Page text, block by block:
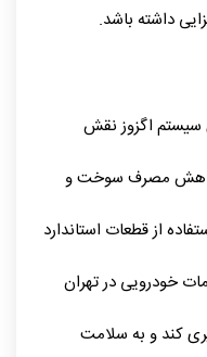
داشته باشد.
سیستم اگزوز نقش
کاهش مصرف سوخت و
از قطعات استاندارد
خودرویی در تهران
کند و به سلامت